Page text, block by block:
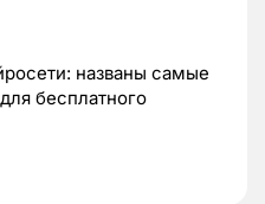
названы самые
бесплатного